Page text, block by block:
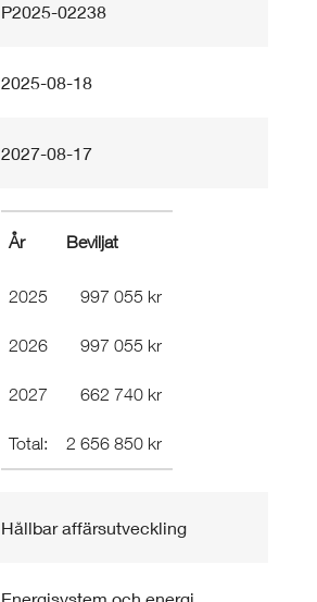
P2025-02238
2025-08-18
2027-08-17
År Beviljat
2025 997 055 kr
2026 997 055 kr
2027 662 740 kr
Total: 2 656 850 kr
Hållbar affärsutveckling